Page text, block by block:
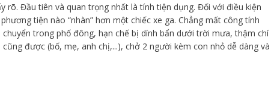
rõ. Đầu tiên và quan trọng nhất là tính tiện dụng. Đối với điều kiện
tiện nào “nhàn” hơn một chiếc xe ga. Chẳng mất công tính
trong phố đông, hạn chế bị dính bẩn dưới trời mưa, thậm chí
được (bố, mẹ, anh chị,...), chở 2 người kèm con nhỏ dễ dàng và